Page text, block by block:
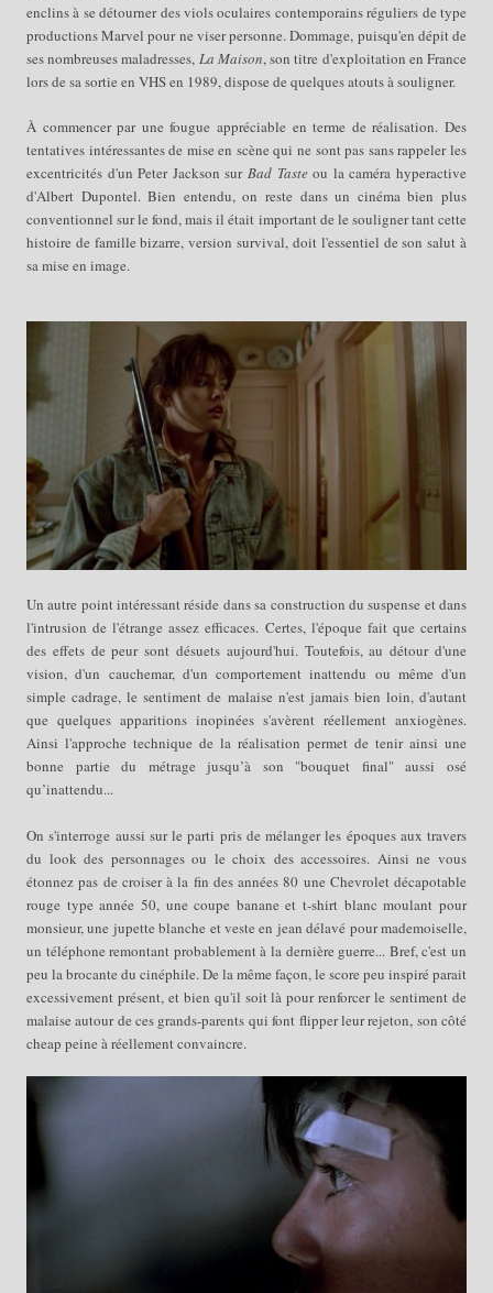
enclins à se détourner des viols oculaires contemporains réguliers de type
productions Marvel pour ne viser personne. Dommage, puisqu'en dépit de
ses nombreuses maladresses, La Maison, son titre d'exploitation en France
lors de sa sortie en VHS en 1989, dispose de quelques atouts à souligner.
À commencer par une fougue appréciable en terme de réalisation. Des
tentatives intéressantes de mise en scène qui ne sont pas sans rappeler les
excentricités d'un Peter Jackson sur Bad Tasteou la caméra hyperactive
d'Albert Dupontel. Bien entendu, on reste dans un cinéma bien plus
conventionnel sur le fond, mais il était important de le souligner tant cette
histoire de famille bizarre, version survival, doit l'essentiel de son salut à
sa mise en image.
Un autre point intéressant réside dans sa construction du suspense et dans
l'intrusion de l'étrange assez efficaces. Certes, l'époque fait que certains
des effets de peur sont désuets aujourd'hui. Toutefois, au détour d'une
vision, d'un cauchemar, d'un comportement inattendu ou même d'un
simple cadrage, le sentiment de malaise n'est jamais bien loin, d'autant
que quelques apparitions inopinées s'avèrent réellement anxiogènes.
Ainsi l'approche technique de la réalisation permet de tenir ainsi une
bonne partie du métrage jusqu’à son "bouquet final" aussi osé
qu’inattendu...
On s'interroge aussi sur le parti pris de mélanger les époques aux travers
du look des personnages ou le choix des accessoires. Ainsi ne vous
étonnez pas de croiser à la fin des années 80 une Chevrolet décapotable
rouge type année 50, une coupe banane et t-shirt blanc moulant pour
monsieur, une jupette blanche et veste en jean délavé pour mademoiselle,
un téléphone remontant probablement à la dernière guerre... Bref, c'est un
peu la brocante du cinéphile. De la même façon, le score peu inspiré parait
excessivement présent, et bien qu'il soit là pour renforcer le sentiment de
malaise autour de ces grands-parents qui font flipper leur rejeton, son côté
cheap peine à réellement convaincre.